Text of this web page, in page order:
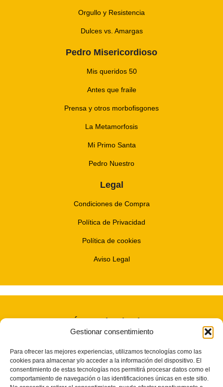
Gestionar consentimiento
Para ofrecer las mejores experiencias, utilizamos tecnologías como las
cookies para almacenar y/o acceder a la información del dispositivo. El
consentimiento de estas tecnologías nos permitirá procesar datos como el
comportamiento de navegación o las identificaciones únicas en este sitio.
Orgullo y Resistencia
Dulces vs. Amargas
Pedro Misericordioso
Mis queridos 50
Antes que fraile
Prensa y otros morbofisgones
La Metamorfosis
Mi Primo Santa
Pedro Nuestro
Legal
Condiciones de Compra
Política de Privacidad
Política de cookies
Aviso Legal
Únete Al Enjambre